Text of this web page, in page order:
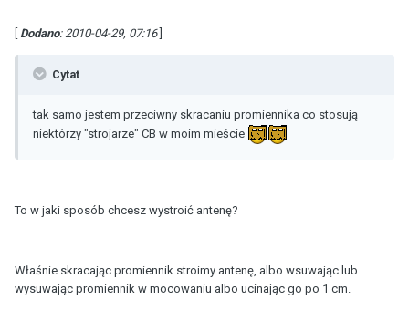
Dodano: 2010-04-29, 07:16]
Cytat
tak samo jestem przeciwny skracaniu promiennika co stosują
niektórzy "strojarze" CB w moim mieście
To w jaki sposób chcesz wystroić antenę?
Właśnie skracając promiennik stroimy antenę, albo wsuwając lub
wysuwając promiennik w mocowaniu albo ucinając go po 1 cm.